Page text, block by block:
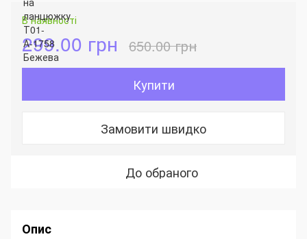
В наявності
299.00 грн 650.00 грн
Купити
Замовити швидко
До обраного
Опис